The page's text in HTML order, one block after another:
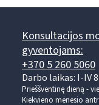
Konsultacijos
gyventojams:
+370 5 260 5060
Darbo laikas: I-IV
Prieššventinę dieną -
Kiekvieno mėnesio